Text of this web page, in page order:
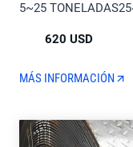
5~25 TONELADAS
620 USD
MÁS INFORMACIÓN